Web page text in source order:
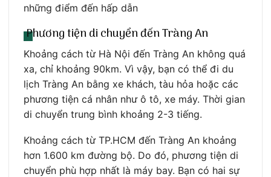
những điểm đến hấp dẫn
Phương tiện di chuyển đến Tràng An
Khoảng cách từ Hà Nội đến Tràng An không quá
xa, chỉ khoảng 90km. Vì vậy, bạn có thể đi du
lịch Tràng An bằng xe khách, tàu hỏa hoặc các
phương tiện cá nhân như ô tô, xe máy. Thời gian
di chuyển trung bình khoảng 2-3 tiếng.
Khoảng cách từ TP.HCM đến Tràng An khoảng
hơn 1.600 km đường bộ. Do đó, phương tiện di
chuyển phù hợp nhất là máy bay. Bạn có hai sự